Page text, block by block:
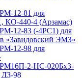
12-81 для
КО-440-4 (Арзамас)
РМ-12-83 (-4РС1) для
«Завидовский ЭМЗ»
12-98 для
РМ16П-2-НС-020Бх3-
ДЗ-98